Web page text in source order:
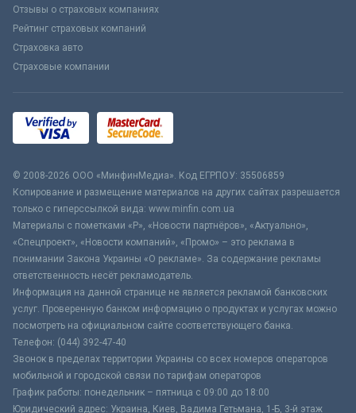
Отзывы о страховых компаниях
Рейтинг страховых компаний
Страховка авто
Страховые компании
© 2008-2026 ООО «МинфинМедиа». Код ЕГРПОУ: 35506859
Копирование и размещение материалов на других сайтах разрешается
только с гиперссылкой вида: www.minfin.com.ua
Материалы с пометками «Р», «Новости партнёров», «Актуально»,
«Спецпроект», «Новости компаний», «Промо» – это реклама в
понимании Закона Украины «О рекламе». За содержание рекламы
ответственность несёт рекламодатель.
Информация на данной странице не является рекламой банковских
услуг. Проверенную банком информацию о продуктах и услугах можно
посмотреть на официальном сайте соответствующего банка.
Телефон: (044) 392-47-40
Звонок в пределах территории Украины со всех номеров операторов
мобильной и городской связи по тарифам операторов
График работы: понедельник – пятница с 09:00 до 18:00
Юридический адрес: Украина, Киев, Вадима Гетьмана, 1-Б, 3-й этаж